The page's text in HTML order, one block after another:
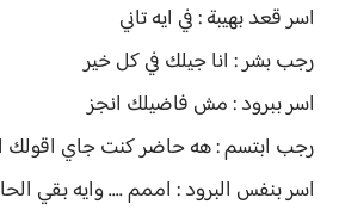
اسر قعد بهيبة : في ايه تاني
رجب بشر : انا جيلك في كل خير
اسر ببرود : مش فاضيلك انجز
رجب ابتسم : هه حاضر كنت جاي اقولك
اسر بنفس البرود : اممم .... وايه بقي